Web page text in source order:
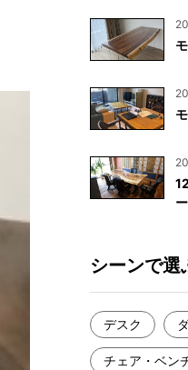
店舗・オフィス）
シーンで選
デスク
チェア・ベン